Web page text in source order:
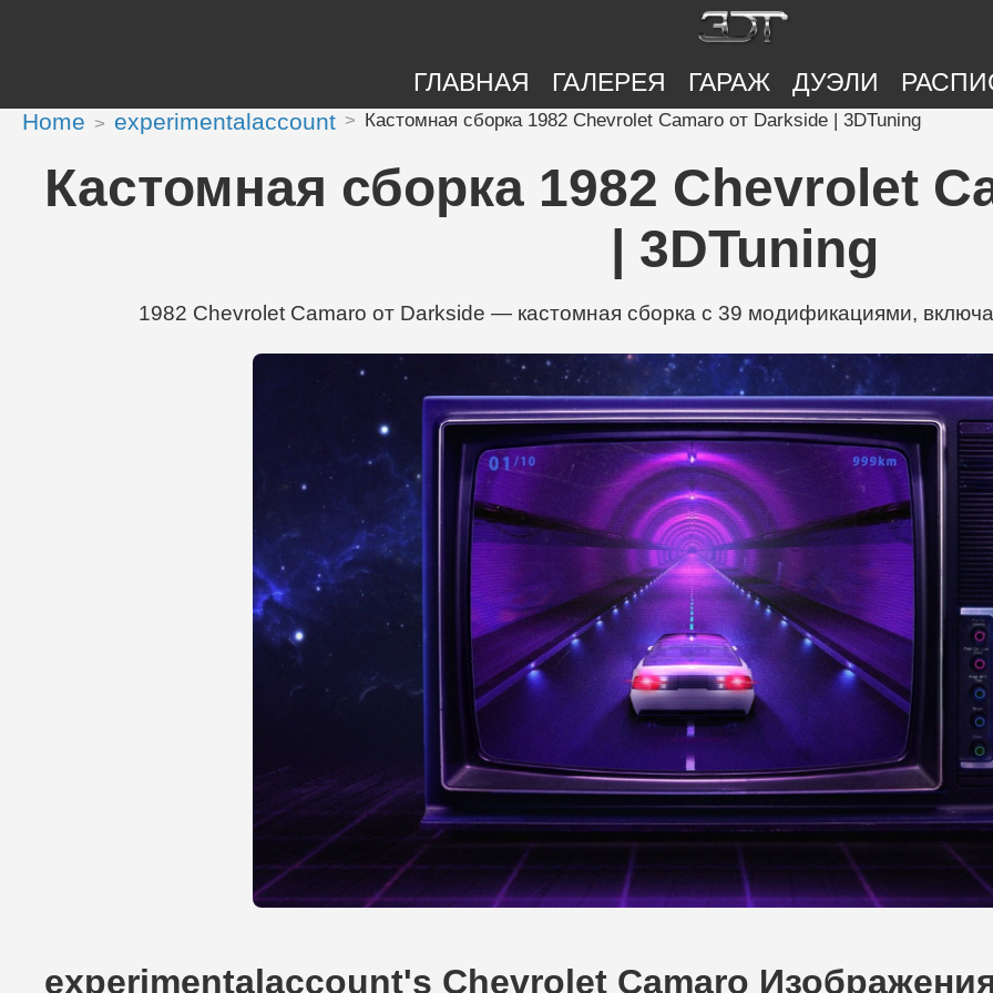
ГЛАВНАЯ ГАЛЕРЕЯ ГАРАЖ ДУЭЛИ
Home experimentalaccount Кастомная сборка 1982 Chevrolet Camaro от Darkside | 3DTuning
Кастомная сборка 1982 Chevrolet
| 3DTuning
1982 Chevrolet Camaro от Darkside — кастомная сборка с 39 модификациями,
experimentalaccount's Chevrolet Camaro